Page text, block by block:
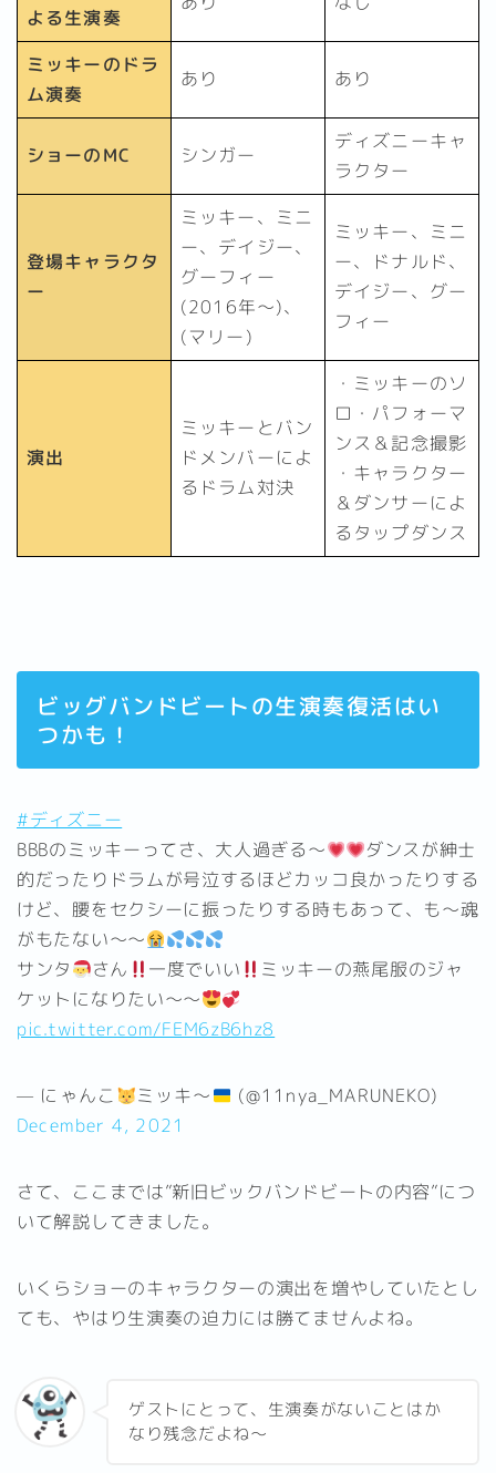
よる生演奏
ミッキーのドラ
ム演奏
あり あり
ショーのMC シンガー
ディズニーキャ
ラクター
登場キャラクタ
ー
ミッキー、ミニ
ー、デイジー、
グーフィー
(2016年～)、
(マリー)
ミッキー、ミニ
ー、ドナルド、
デイジー、グー
フィー
演出
ミッキーとバン
ドメンバーによ
るドラム対決
・ミッキーのソ
ロ・パフォーマ
ンス＆記念撮影
・キャラクター
＆ダンサーによ
るタップダンス
ビッグバンドビートの生演奏復活はい
つかも！
#ディズニー
BBBのミッキーってさ、大人過ぎる〜
ダンスが紳士
的だったりドラムが号泣するほどカッコ良かったりする
けど、腰をセクシーに振ったりする時もあって、も〜魂
がもたない〜〜
サンタ
さん 一度でいい
ミッキーの燕尾服のジャ
ケットになりたい〜〜
pic.twitter.com/FEM6zB6hz8
— にゃんこ ミッキ〜
(@11nya_MARUNEKO)
December 4, 2021
さて、ここまでは”新旧ビックバンドビートの内容”につ
いて解説してきました。
いくらショーのキャラクターの演出を増やしていたとし
ても、やはり生演奏の迫力には勝てませんよね。
ゲストにとって、生演奏がないことはか
なり残念だよね～